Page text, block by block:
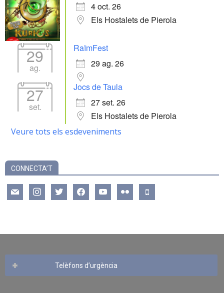
4 oct. 26
Els Hostalets de Pierola
29
ag.
RaïmFest
29 ag. 26
27
set.
Jocs de Taula
27 set. 26
Els Hostalets de Pierola
Veure tots els esdeveniments
CONNECTA’T
mail instagramtwitter facebookyoutube flickr mobile
Telèfons d’urgència